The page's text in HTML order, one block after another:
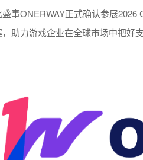
事ONERWAY正式确认参展
，助力游戏企业在全球市场中把好